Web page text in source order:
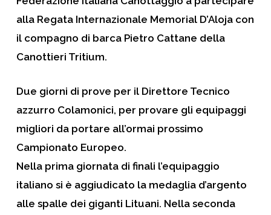
alla Regata Internazionale Memorial D’Aloja con
il compagno di barca Pietro Cattane della
Canottieri Tritium.
Due giorni di prove per il Direttore Tecnico
azzurro Colamonici, per provare gli equipaggi
migliori da portare all’ormai prossimo
Campionato Europeo.
Nella prima giornata di finali l’equipaggio
italiano si è aggiudicato la medaglia d’argento
alle spalle dei giganti Lituani. Nella seconda